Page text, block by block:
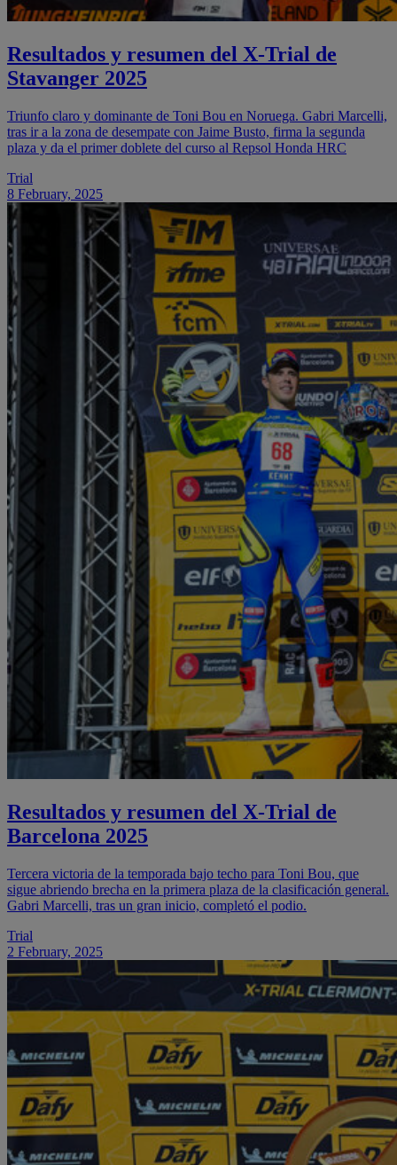
Resultados y resumen del X-Trial de
Stavanger 2025
Triunfo claro y dominante de Toni Bou en Noruega. Gabri Marcelli,
tras ir a la zona de desempate con Jaime Busto, firma la segunda
plaza y da el primer doblete del curso al Repsol Honda HRC
Trial
8 February, 2025
Resultados y resumen del X-Trial de
Barcelona 2025
Tercera victoria de la temporada bajo techo para Toni Bou, que
sigue abriendo brecha en la primera plaza de la clasificación general.
Gabri Marcelli, tras un gran inicio, completó el podio.
Trial
2 February, 2025